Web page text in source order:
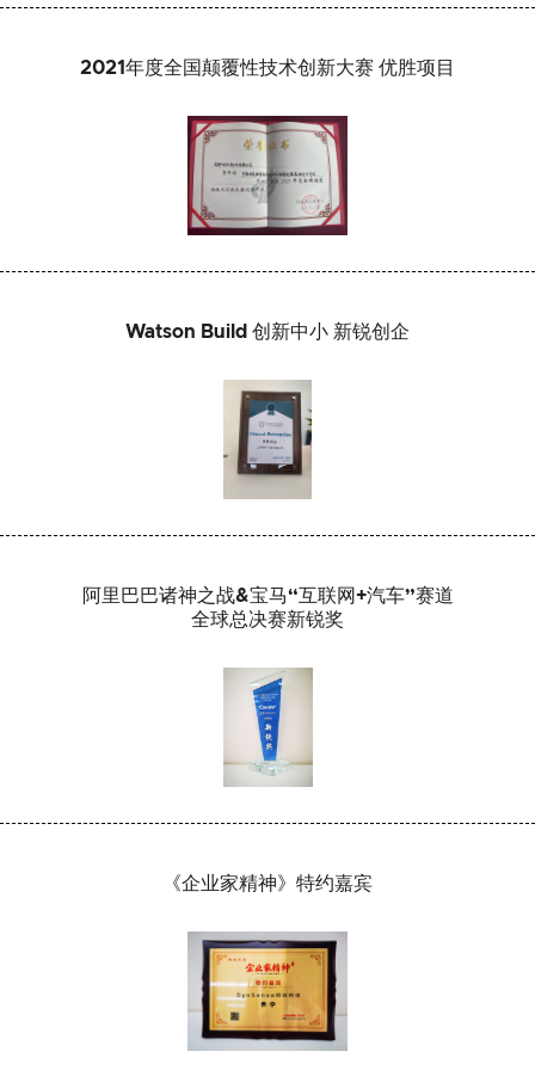
2021年度全国颠覆性技术创新大赛 优胜项目
Watson Build 创新中小 新锐创企
阿里巴巴诸神之战&宝马“互联网+汽车”赛道
全球总决赛新锐奖
《企业家精神》特约嘉宾